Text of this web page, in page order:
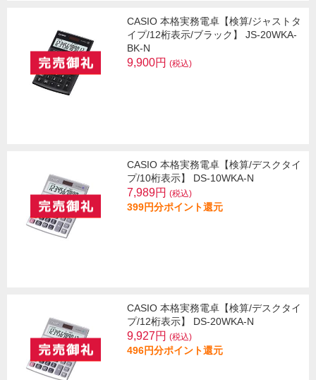
CASIO 本格実務電卓【検算/ジャストタ
イプ/12桁表示/ブラック】 JS-20WKA-
BK-N
9,900円 (税込)
CASIO 本格実務電卓【検算/デスクタイ
プ/10桁表示】 DS-10WKA-N
7,989円 (税込)
399円分ポイント還元
CASIO 本格実務電卓【検算/デスクタイ
プ/12桁表示】 DS-20WKA-N
9,927円 (税込)
496円分ポイント還元